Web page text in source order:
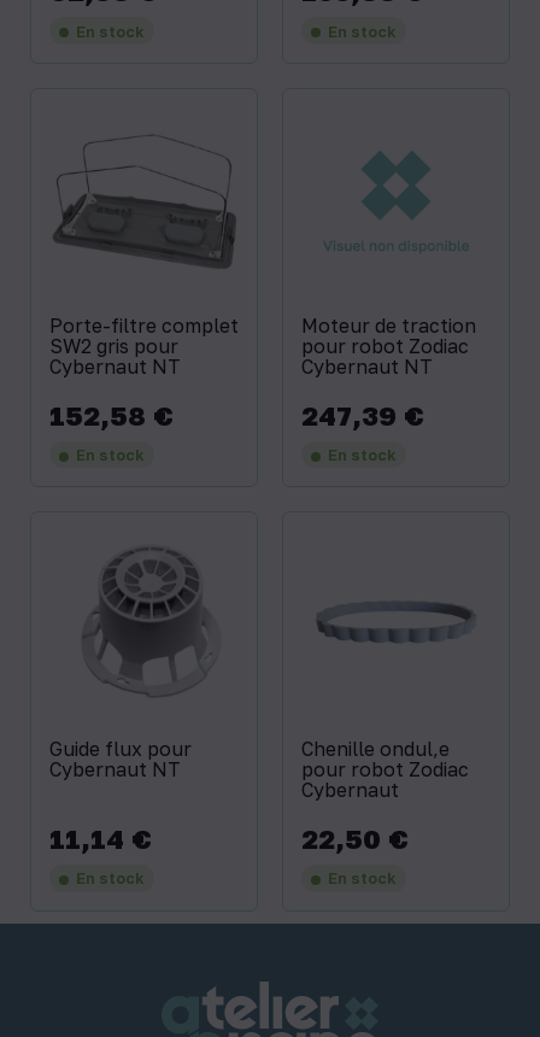
En stock En stock
Porte-filtre complet
SW2 gris pour
Cybernaut NT
Prix
152,58 €
En stock
Moteur de traction
pour robot Zodiac
Cybernaut NT
Prix
247,39 €
En stock
Guide flux pour
Cybernaut NT
Prix
11,14 €
En stock
Chenille ondul‚e
pour robot Zodiac
Cybernaut
Prix
22,50 €
En stock